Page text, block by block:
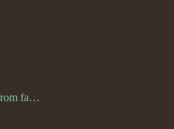
Very importent infromation from family Schwulst